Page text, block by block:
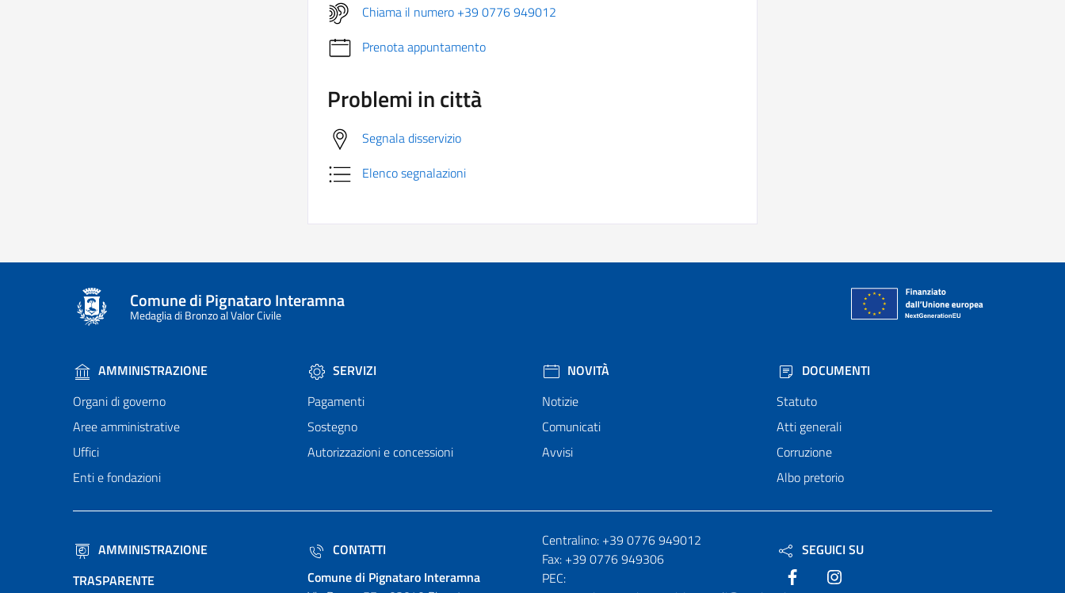
Chiama il numero +39 0776 949012
Prenota appuntamento
Problemi in città
Segnala disservizio
Elenco segnalazioni
Comune di Pignataro Interamna
Medaglia di Bronzo al Valor Civile
AMMINISTRAZIONE
Organi di governo
Aree amministrative
Uffici
Enti e fondazioni
SERVIZI
Pagamenti
Sostegno
Autorizzazioni e concessioni
NOVITÀ
Notizie
Comunicati
Avvisi
DOCUMENTI
Statuto
Atti generali
Corruzione
Albo pretorio
AMMINISTRAZIONE
TRASPARENTE
CONTATTI
Comune di Pignataro Interamna
Numeri utili
Centralino: +39 0776 949012
Fax: +39 0776 949306
PEC:
SEGUICI SU
Facebook